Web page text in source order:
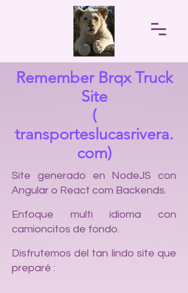
Remember Brqx Truck
Site
(
transporteslucasrivera.
com)
Site generado en NodeJS con
Angular o React com Backends.
Enfoque multi idioma con
camioncitos de fondo.
Disfrutemos del tan lindo site que
preparé :